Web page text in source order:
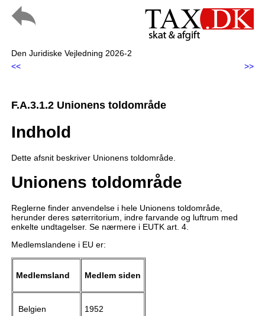
Den Juridiske Vejledning 2026-2
<<
>>
F.A.3.1.2 Unionens toldområde
Indhold
Dette afsnit beskriver Unionens toldområde.
Unionens toldområde
Reglerne finder anvendelse i hele Unionens toldområde,
herunder deres søterritorium, indre farvande og luftrum med
enkelte undtagelser. Se nærmere i EUTK art. 4.
Medlemslandene i EU er:
Medlemsland Medlem siden
Belgien 1952